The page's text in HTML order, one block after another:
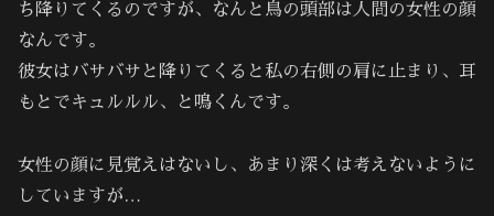
ち降りてくるのですが、なんと鳥の頭部は人間の女性の顔
なんです。
彼女はバサバサと降りてくると私の右側の肩に止まり、耳
もとでキュルルル、と鳴くんです。
女性の顔に見覚えはないし、あまり深くは考えないように
していますが…